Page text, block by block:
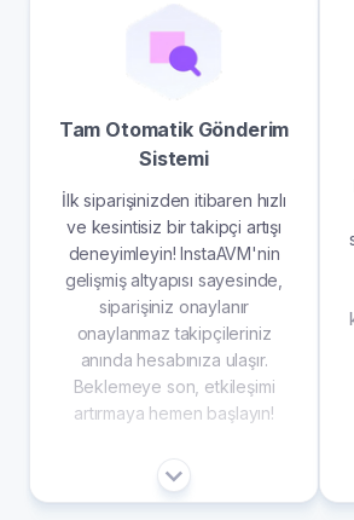
Tam Otomatik Gönderim
Sistemi
İlk siparişinizden itibaren hızlı
ve kesintisiz bir takipçi artışı
deneyimleyin! InstaAVM'nin
gelişmiş altyapısı sayesinde,
siparişiniz onaylanır
onaylanmaz takipçileriniz
anında hesabınıza ulaşır.
Beklemeye son, etkileşimi
artırmaya hemen başlayın!